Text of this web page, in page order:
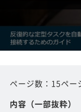
ページ数：15ペー
内容（一部抜粋）